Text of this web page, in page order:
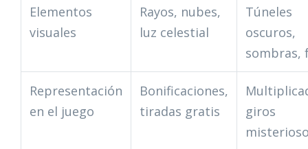
Elementos
visuales
Rayos, nubes,
luz celestial
Túneles
oscuros,
sombras,
Representación
en el juego
Bonificaciones,
tiradas gratis
giros